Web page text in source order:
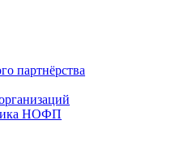
партнёрства
НОФП